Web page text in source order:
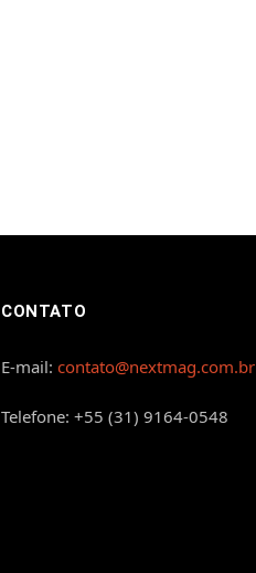
CONTATO
E-mail: contato@nextmag.com.br
Telefone: +55 (31) 9164-0548